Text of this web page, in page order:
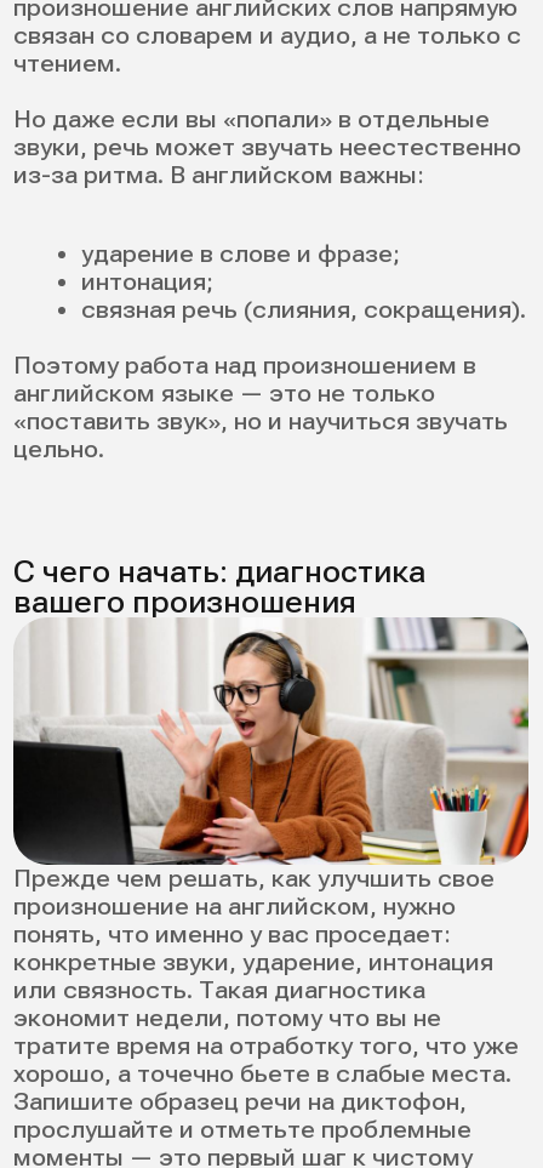
4 окончания слов, где меняете
звук, где рушится ритм.
Какие сервисы помогают записывать и
анализировать:
диктофон в телефоне + наушники;
голосовые заметки в Telegram;
функции записи в приложениях для
обучения (многие дают оценку
В итоге у вас появится список конкретных
задач.
Определите свои слабые места
Чтобы понять, над чем работать дальше,
Вы путаете th и s/z? Звук w у вас
получается как v? R превращается в
русское «р»? Окончание -ng произносится
как «нг» с явным g? Если да — это зона
Вы произносите все слоги одинаково или
ставите ударение «по-русски»? В
английском ударение часто меняет смысл
3. Интонация
Вопросы у вас звучат как утверждения?
Эмоции не считываются? Речь остается
монотонной? Это мешает живому
общению.
4. Связность
Вы делаете паузы между каждым словом?
В живом английском слова «цепляются»
друг за друга, и без этого речь звучит
неестественно.
Когда вы отметите свои слабые места,
сразу станет понятно, как исправить
произношение в английском именно вам
— точечно, без лишней теории.